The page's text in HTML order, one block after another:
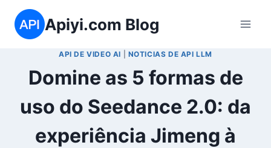
content
Apiyi.com Blog
API DE VIDEO AI NOTICIAS DE API LLM
Domine as 5 formas de
uso do Seedance 2.0: da
experiência Jimeng à